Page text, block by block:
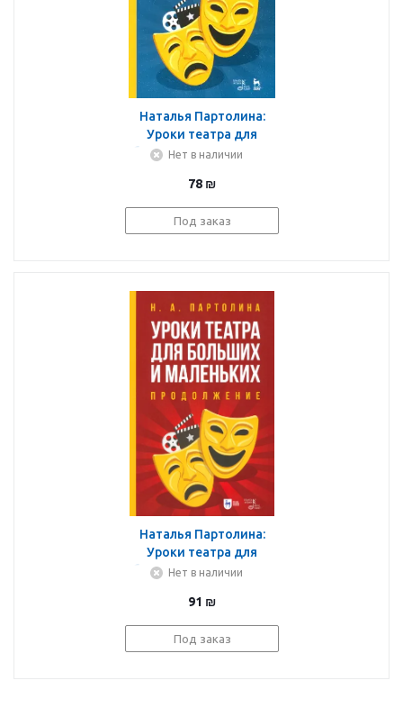
Наталья Партолина:
Уроки театра для
больших и маленьких.
Нет в наличии
78 ₪
Под заказ
Наталья Партолина:
Уроки театра для
больших и маленьких.
пособие
Нет в наличии
91 ₪
Под заказ